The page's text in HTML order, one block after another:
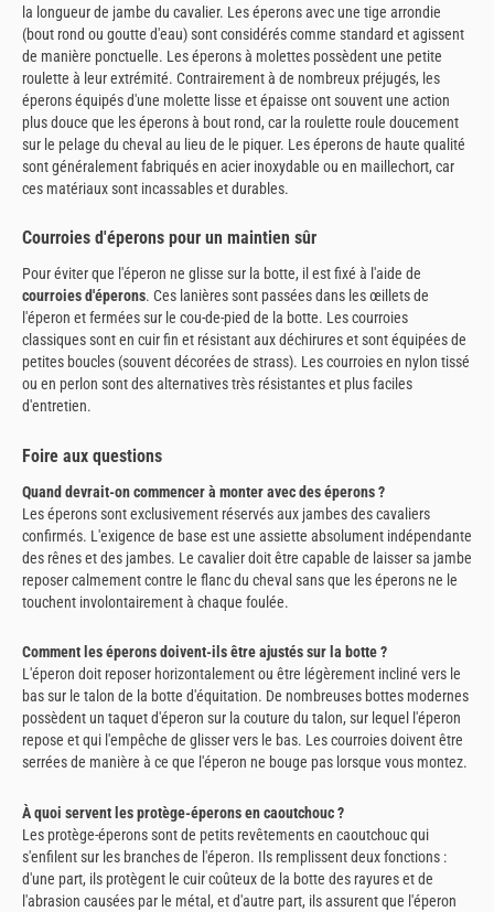
la longueur de jambe du cavalier. Les éperons avec une tige arrondie
(bout rond ou goutte d'eau) sont considérés comme standard et agissent
de manière ponctuelle. Les éperons à molettes possèdent une petite
roulette à leur extrémité. Contrairement à de nombreux préjugés, les
éperons équipés d'une molette lisse et épaisse ont souvent une action
plus douce que les éperons à bout rond, car la roulette roule doucement
sur le pelage du cheval au lieu de le piquer. Les éperons de haute qualité
sont généralement fabriqués en acier inoxydable ou en maillechort, car
ces matériaux sont incassables et durables.
Courroies d'éperons pour un maintien sûr
Pour éviter que l'éperon ne glisse sur la botte, il est fixé à l'aide de
courroies d'éperons. Ces lanières sont passées dans les œillets de
l'éperon et fermées sur le cou-de-pied de la botte. Les courroies
classiques sont en cuir fin et résistant aux déchirures et sont équipées de
petites boucles (souvent décorées de strass). Les courroies en nylon tissé
ou en perlon sont des alternatives très résistantes et plus faciles
d'entretien.
Foire aux questions
Quand devrait-on commencer à monter avec des éperons ?
Les éperons sont exclusivement réservés aux jambes des cavaliers
confirmés. L'exigence de base est une assiette absolument indépendante
des rênes et des jambes. Le cavalier doit être capable de laisser sa jambe
reposer calmement contre le flanc du cheval sans que les éperons ne le
touchent involontairement à chaque foulée.
Comment les éperons doivent-ils être ajustés sur la botte ?
L'éperon doit reposer horizontalement ou être légèrement incliné vers le
bas sur le talon de la botte d'équitation. De nombreuses bottes modernes
possèdent un taquet d'éperon sur la couture du talon, sur lequel l'éperon
repose et qui l'empêche de glisser vers le bas. Les courroies doivent être
serrées de manière à ce que l'éperon ne bouge pas lorsque vous montez.
À quoi servent les protège-éperons en caoutchouc ?
Les protège-éperons sont de petits revêtements en caoutchouc qui
s'enfilent sur les branches de l'éperon. Ils remplissent deux fonctions :
d'une part, ils protègent le cuir coûteux de la botte des rayures et de
l'abrasion causées par le métal, et d'autre part, ils assurent que l'éperon